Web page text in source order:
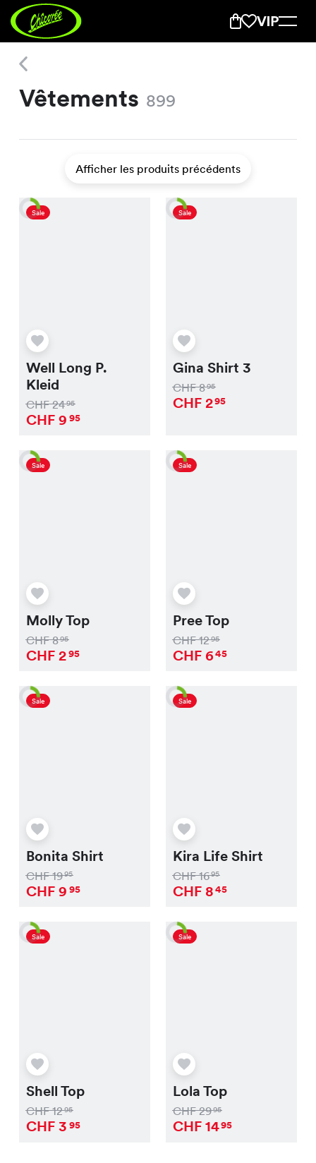
Vêtements 899
Afficher les produits précédents
Sale
Well Long P.
Kleid
CHF2495
CHF9 95
Sale
Gina Shirt 3
CHF895
CHF295
Sale
Molly Top
CHF895
CHF295
Sale
Pree Top
CHF1295
CHF645
Sale
Bonita Shirt
CHF1995
CHF9 95
Sale
Kira Life Shirt
CHF1695
CHF 845
Sale
Shell Top
CHF1295
CHF3 95
Sale
Lola Top
CHF2995
CHF1495